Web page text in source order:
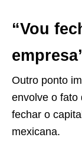
“Vou
Outro ponto
envolve o fato
fechar o
mexicana.